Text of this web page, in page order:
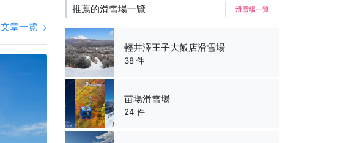
文章一覽
推薦的滑雪場一覽 滑雪場一覽
輕井澤王子大飯店滑雪場
38 件
苗場滑雪場
24 件